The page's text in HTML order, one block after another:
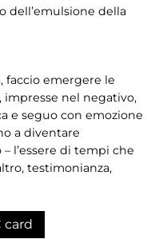
dell’emulsione della
faccio emergere le
nel negativo,
e seguo con emozione
a diventare
l’essere di tempi che
testimonianza,
card